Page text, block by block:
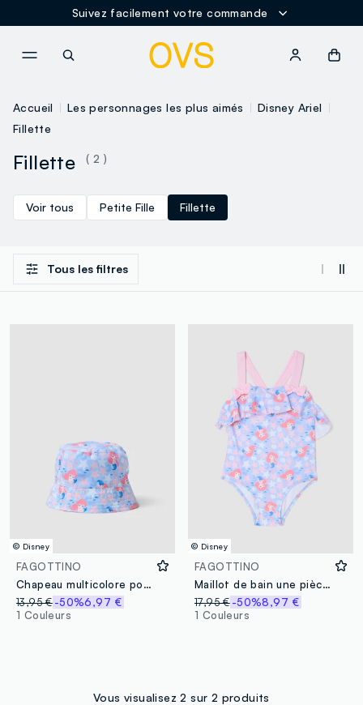
Suivez facilement votre commande
Accueil Les personnages les plus aimés
Disney Ariel
Fillette
Fillette ( 2 )
Voir tous Petite Fille Fillette
Tous les filtres
© Disney
FAGOTTINO
Chapeau multicolore pour fillette à motif marin
13,95 €-50%6,97 €
1 Couleurs
© Disney
FAGOTTINO
Maillot de bain une pièce bleu clair pour fille en tissu stretch avec imprimé La Petite Sirène
17,95 € -50%8,97 €
1 Couleurs
Vous visualisez 2 sur 2 produits